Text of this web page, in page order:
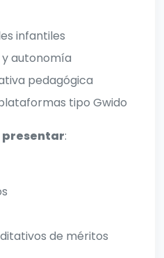
infantiles
autonomía
pedagógica
tipo Gwido
presentar:
de méritos